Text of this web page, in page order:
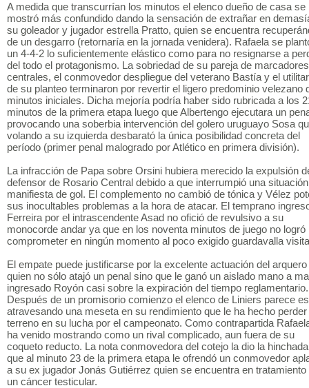
A medida que transcurrían los minutos el elenco dueño de casa se
mostró más confundido dando la sensación de extrañar en
su goleador y jugador estrella Pratto, quien se encuentra
de un desgarro (retornaría en la jornada venidera). Rafaela se
un 4-4-2 lo suficientemente elástico como para no resignarse a
del todo el protagonismo. La sobriedad de su pareja de marcadores
centrales, el conmovedor despliegue del veterano Bastía y el
de su planteo terminaron por revertir el ligero predominio velezano
minutos iniciales. Dicha mejoría podría haber sido rubricada a los
minutos de la primera etapa luego que Albertengo ejecutara un
provocando una soberbia intervención del golero uruguayo Sosa
volando a su izquierda desbarató la única posibilidad concreta del
período (primer penal malogrado por Atlético en primera división).
La infracción de Papa sobre Orsini hubiera merecido la expulsión
defensor de Rosario Central debido a que interrumpió una situación
manifiesta de gol. El complemento no cambió de tónica y Vélez
sus inocultables problemas a la hora de atacar. El temprano
Ferreira por el intrascendente Asad no ofició de revulsivo a su
monocorde andar ya que en los noventa minutos de juego no logró
comprometer en ningún momento al poco exigido guardavalla
El empate puede justificarse por la excelente actuación del
quien no sólo atajó un penal sino que le ganó un aislado mano a
ingresado Royón casi sobre la expiración del tiempo reglamentario.
Después de un promisorio comienzo el elenco de Liniers parece
atravesando una meseta en su rendimiento que le ha hecho perder
terreno en su lucha por el campeonato. Como contrapartida
ha venido mostrando como un rival complicado, aun fuera de su
coqueto reducto. La nota conmovedora del cotejo la dio la
que al minuto 23 de la primera etapa le ofrendó un conmovedor
a su ex jugador Jonás Gutiérrez quien se encuentra en tratamiento
un cáncer testicular.